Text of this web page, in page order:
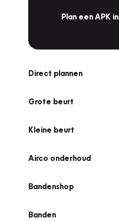
Plan een APK in
Direct plannen
Grote beurt
Kleine beurt
Airco onderhoud
Bandenshop
Banden